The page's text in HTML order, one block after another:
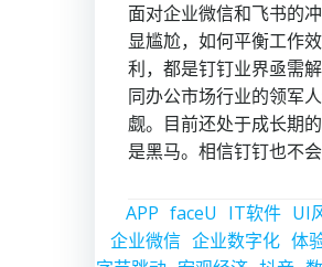
面对企业微信和飞书的
显尴尬，如何平衡工作
利，都是钉钉业界亟需
同办公市场行业的领军
觑。目前还处于成长期
是黑马。相信钉钉也不会
APP faceU IT软件 UI
企业微信 企业数字化 体